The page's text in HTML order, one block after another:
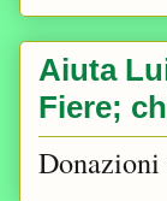
Aiuta
Fiere;
Donazioni